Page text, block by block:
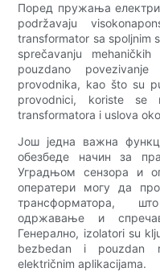
Поред пружања
podržavaju
transformator sa spoljnim
sprečavanju
pouzdano
provodnika, kao što su
provodnici, koriste se
transformatora i uslova
Још једна важна
обезбеде начин за
Уградњом сензора и
оператери могу да
трансформатора,
одржавање и
Генерално, izolatori su
bezbedan i pouzdan
električnim aplikacijama.